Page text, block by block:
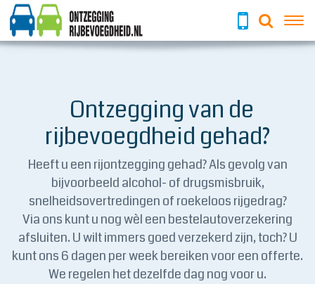
Ontzegging van de
rijbevoegdheid gehad?
Heeft u een rijontzegging gehad? Als gevolg van
bijvoorbeeld alcohol- of drugsmisbruik,
snelheidsovertredingen of roekeloos rijgedrag?
Via ons kunt u nog wèl een bestelautoverzekering
afsluiten. U wilt immers goed verzekerd zijn, toch? U
kunt ons 6 dagen per week bereiken voor een offerte.
We regelen het dezelfde dag nog voor u.